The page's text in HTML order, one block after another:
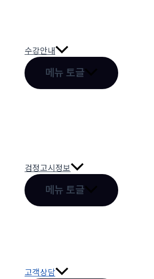
수강안내
메뉴 토글
검정고시정보
메뉴 토글
고객상담